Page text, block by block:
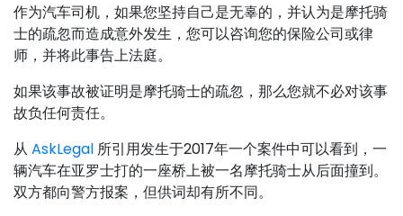
作为汽车司机，如果您坚持自己是无辜的，并认为是摩托骑
士的疏忽而造成意外发生，您可以咨询您的保险公司或律
师，并将此事告上法庭。
如果该事故被证明是摩托骑士的疏忽，那么您就不必对该事
故负任何责任。
从AskLegal 所引用发生于2017年一个案件中可以看到，一
辆汽车在亚罗士打的一座桥上被一名摩托骑士从后面撞到。
双方都向警方报案，但供词却有所不同。